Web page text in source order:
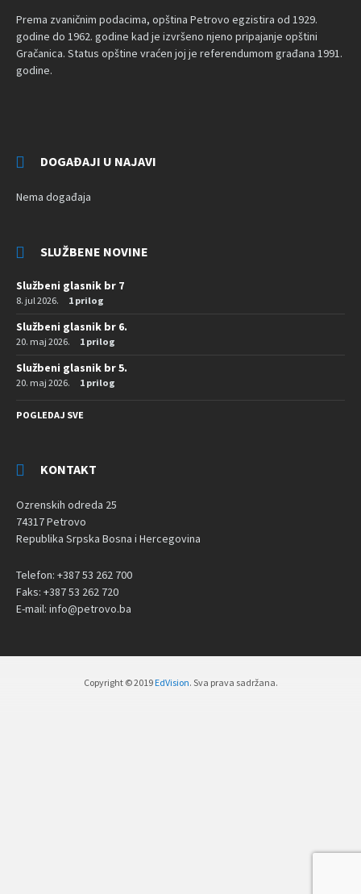
Prema zvaničnim podacima, opština Petrovo egzistira od 1929.
godine do 1962. godine kad je izvršeno njeno pripajanje opštini
Gračanica. Status opštine vraćen joj je referendumom građana 1991.
godine.
DOGAĐAJI U NAJAVI
Nema događaja
SLUŽBENE NOVINE
Službeni glasnik br 7
8. jul 2026. 1 prilog
Službeni glasnik br 6.
20. maj 2026. 1 prilog
Službeni glasnik br 5.
20. maj 2026. 1 prilog
POGLEDAJ SVE
KONTAKT
Ozrenskih odreda 25
74317 Petrovo
Republika Srpska Bosna i Hercegovina
Telefon: +387 53 262 700
Faks: +387 53 262 720
E-mail: info@petrovo.ba
Copyright © 2019 EdVision. Sva prava sadržana.